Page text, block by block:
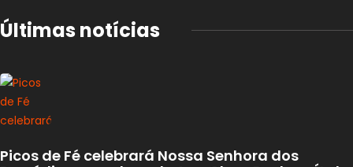
Últimas notícias
Picos de Fé celebrará Nossa Senhora dos